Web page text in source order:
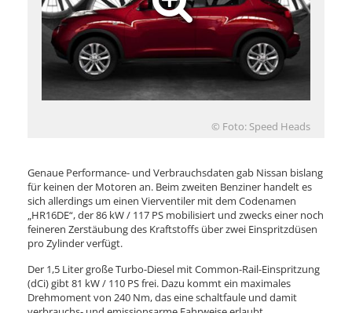
© Foto: Speed Heads
Genaue Performance- und Verbrauchsdaten gab Nissan bislang
für keinen der Motoren an. Beim zweiten Benziner handelt es
sich allerdings um einen Vierventiler mit dem Codenamen
„HR16DE“, der 86 kW / 117 PS mobilisiert und zwecks einer noch
feineren Zerstäubung des Kraftstoffs über zwei Einspritzdüsen
pro Zylinder verfügt.
Der 1,5 Liter große Turbo-Diesel mit Common-Rail-Einspritzung
(dCi) gibt 81 kW / 110 PS frei. Dazu kommt ein maximales
Drehmoment von 240 Nm, das eine schaltfaule und damit